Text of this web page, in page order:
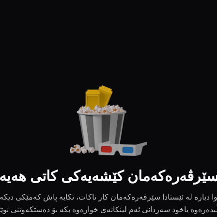
کێشەیەکی کاتی
وا دیارە لە ئێستادا سێرڤەرەکەمان کار ناکات، تکایە پاش کەمێکی دیکە
یاخود سەردانی ئەم لینکانەی خوارەوە بکە بۆ دەستکەوتنی